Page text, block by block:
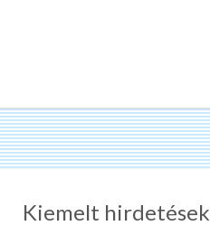
Kiemelt hirdetések